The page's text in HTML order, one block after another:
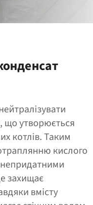
що утворюється
котлів. Таким
кислого
захищає
вмісту